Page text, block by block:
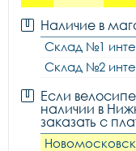
Наличие в
Склад №1
Склад №2
Если
наличии в
заказать с